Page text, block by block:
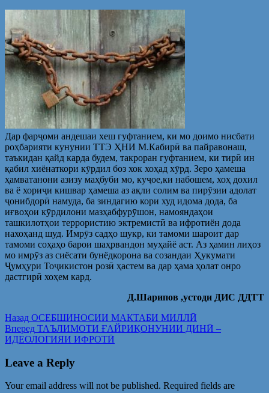
Дар фарҷоми андешаи хеш гуфтанием, ки мо доимо нисбати
роҳбарияти кунунии ТТЭ ҲНИ М.Кабирӣ ва пайравонаш,
таъкидан қайд карда будем, такроран гуфтанием, ки тирӣ ин
қабил хиёнаткори кӯрдил боз хок хоҳад хӯрд. Зеро ҳамеша
ҳамватанони азизу маҳбуби мо, куҷое,ки набошем, хоҳ дохил
ва ё хориҷи кишвар ҳамеша аз ақли солим ва пирӯзии адолат
ҷонибдорӣ намуда, ба зиндагию кори худ идома дода, ба
иғвоҳои кӯрдилони мазҳабфурӯшон, намояндаҳои
ташкилотҳои террористию эктремистӣ ва ифротиён дода
нахоҳанд шуд. Имрӯз садҳо шукр, ки тамоми шароит дар
тамоми соҳаҳо барои шаҳрвандон муҳайё аст. Аз ҳамин лиҳоз
мо имрӯз аз сиёсати бунёдкорона ва созандаи Ҳукумати
Ҷумҳури Тоҷикистон розӣ ҳастем ва дар ҳама ҳолат онро
дастгирӣ хоҳем кард.
Д.Шарипов ,устоди ДИС ДДТТ
Post
navigation
Назад Предыдущая
запись:
ОСЕБШИНОСИИ МАКТАБИ МИЛЛӢ
Вперед Следующая
запись:
ТАЪЛИМОТИ ҒАЙРИҚОНУНИИ ДИНӢ –
ИДЕОЛОГИЯИ ИФРОТӢ
Leave a Reply
Your email address will not be published. Required fields are